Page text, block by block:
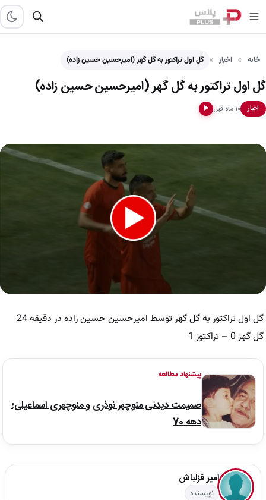
خانه اخبار گل اول تراکتور به گل گهر (امیرحسین حسین زاده)
گل اول تراکتور به گل گهر (امیرحسین حسین زاده)
اخبار ۱۰ ماه قبل ▶
گل اول تراکتور به گل گهر توسط امیرحسین حسین زاده در دقیقه 24
گل گهر 0 – تراکتور 1
پیشنهاد مطالعه
صمیمت دیدنی منوچهر نوذری و منوچهری اسماعیلی؛
دهه 70
امیر قزلباش
نویسنده